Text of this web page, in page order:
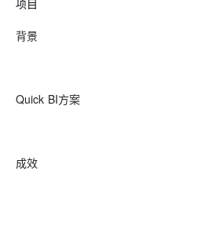
背景
Quick BI方案
成效